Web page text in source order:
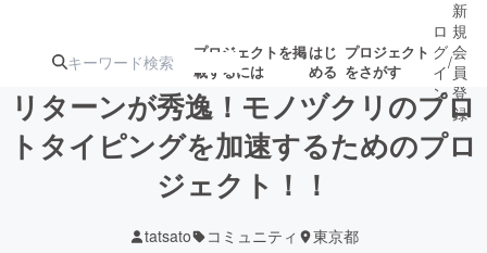
プロジェクトを掲
載するには
はじ
める
プロジェクト
をさがす
注目の新着プロ募集終了が近いプ
ロ
グ
イ
ン
/
新
規
会
員
登
録
リターンが秀逸！モノヅクリのプロ
トタイピングを加速するためのプロ
ジェクト！！
tatsato コミュニティ 東京都